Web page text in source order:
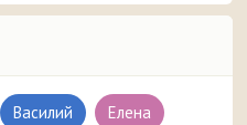
Василий Елена